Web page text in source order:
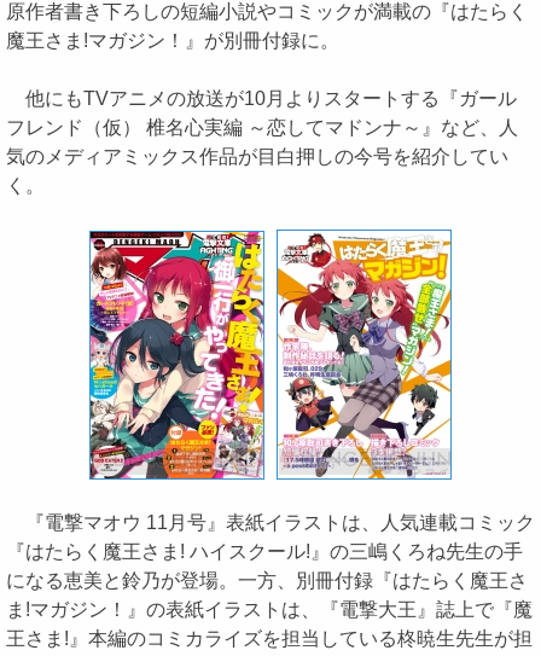
原作者書き下ろしの短編小説やコミックが満載の『はたらく
魔王さま!マガジン！』が別冊付録に。
他にもTVアニメの放送が10月よりスタートする『ガール
フレンド（仮） 椎名心実編 ～恋してマドンナ～』など、人
気のメディアミックス作品が目白押しの今号を紹介してい
く。
『電撃マオウ 11月号』表紙イラストは、人気連載コミック
『はたらく魔王さま! ハイスクール!』の三嶋くろね先生の手
になる恵美と鈴乃が登場。一方、別冊付録『はたらく魔王さ
ま!マガジン！』の表紙イラストは、『電撃大王』誌上で『魔
王さま!』本編のコミカライズを担当している柊暁生先生が担